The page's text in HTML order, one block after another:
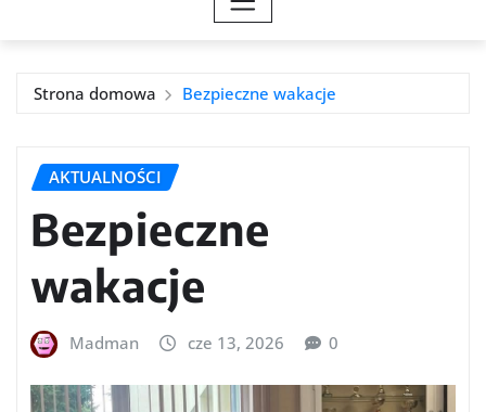
Strona domowa Bezpieczne wakacje
AKTUALNOŚCI
Bezpieczne
wakacje
Madman cze 13, 2026 0